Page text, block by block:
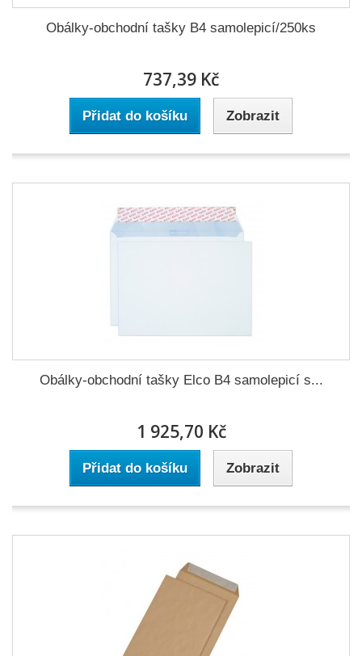
Obálky-obchodní tašky B4 samolepicí/250ks
737,39 Kč
Přidat do košíku Zobrazit
Obálky-obchodní tašky Elco B4 samolepicí s...
1 925,70 Kč
Přidat do košíku Zobrazit